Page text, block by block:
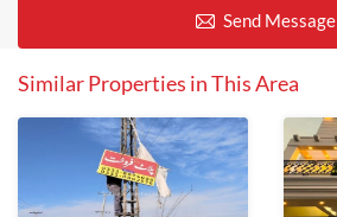
Send Message
Similar Properties in This Area